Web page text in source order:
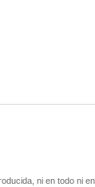
ni en todo ni en